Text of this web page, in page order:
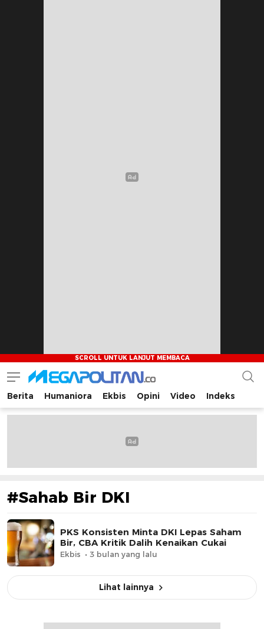
Megapolitan.co
Menyajikan berita-berita fakta bagi pembaca
Berita Humaniora Ekbis Opini Video Indeks
#Sahab Bir DKI
PKS Konsisten Minta DKI Lepas Saham
Bir, CBA Kritik Dalih Kenaikan Cukai
Ekbis 3 bulan yang lalu
Lihat lainnya